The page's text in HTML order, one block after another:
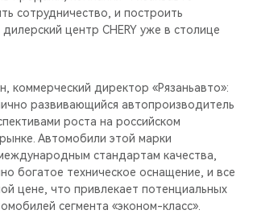
сотрудничество, и построить
центр CHERY уже в столице
коммерческий директор «Рязаньавто»:
развивающийся автопроизводитель
роста на российском
Автомобили этой марки
стандартам качества,
богатое техническое оснащение, и все
цене, что привлекает потенциальных
сегмента «эконом-класс».